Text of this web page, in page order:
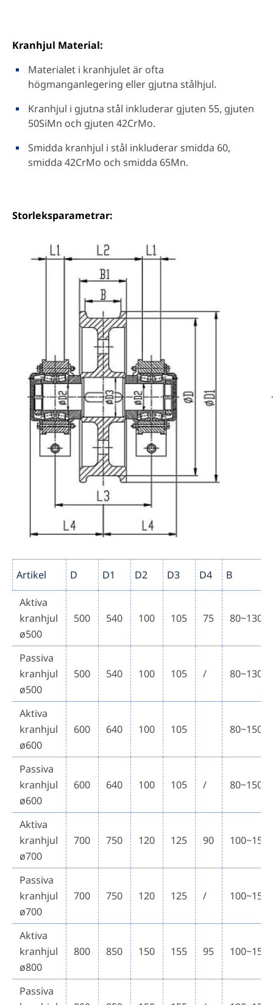
Kranhjul Material:
Materialet i kranhjulet är ofta
högmanganlegering eller gjutna stålhjul.
Kranhjul i gjutna stål inkluderar gjuten 55, gjuten
50SiMn och gjuten 42CrMo.
Smidda kranhjul i stål inkluderar smidda 60,
smidda 42CrMo och smidda 65Mn.
Storleksparametrar:
Artikel D D1 D2 D3 D4 B
Aktiva
kranhjul
ø500
500 540 100 105 75 80~130
Passiva
kranhjul
ø500
500 540 100 105 / 80~130
Aktiva
kranhjul
ø600
600 640 100 105 80~150
Passiva
kranhjul
ø600
600 640 100 105 / 80~150
Aktiva
kranhjul
ø700
700 750 120 125 90 100~150
Passiva
kranhjul
ø700
700 750 120 125 / 100~150
Aktiva
kranhjul
ø800
800 850 150 155 95 100~150
Passiva